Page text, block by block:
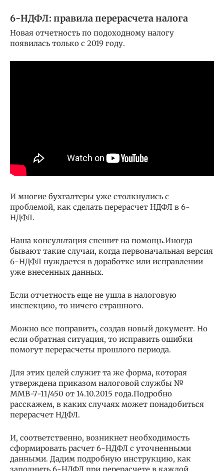
6-НДФЛ: правила перерасчета налога
Новая отчетность по подоходному налогу
появилась только с 2019 году.
И многие бухгалтеры уже столкнулись с
проблемой, как сделать перерасчет НДФЛ в 6-
НДФЛ.
Наша консультация спешит на помощь.Иногда
бывают такие случаи, когда первоначальная версия
6-НДФЛ нуждается в доработке или исправлении
уже внесенных данных.
Если отчетность еще не ушла в налоговую
инспекцию, то ничего страшного.
Можно все поправить, создав новый документ. Но
если обратная ситуация, то исправить ошибки
помогут перерасчеты прошлого периода.
Для этих целей служит та же форма, которая
утверждена приказом налоговой службы №
ММВ-7-11/450 от 14.10.2015 года.Подробно
расскажем, в каких случаях может понадобиться
перерасчет НДФЛ.
И, соответственно, возникнет необходимость
сформировать расчет 6-НДФЛ с уточненными
данными. Дадим подробную инструкцию, как